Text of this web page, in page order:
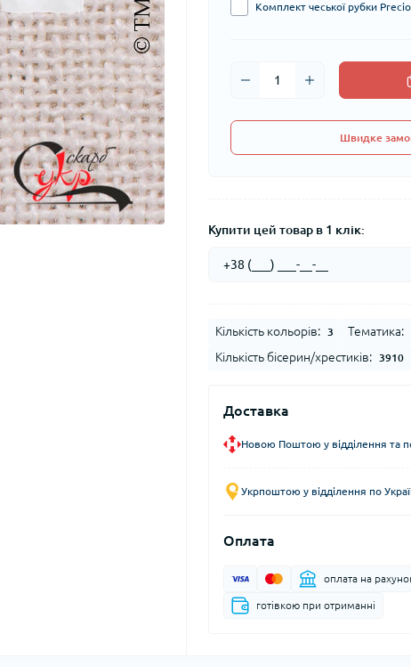
Комплект чеської рубки
Швидке
Купити цей товар в 1 клік:
Кількість кольорів: 3 Тематика:
Кількість бісерин/хрестиків: 3910
Доставка
Новою Поштою у відділення та
Укрпоштою у відділення по
Оплата
оплата на
готівкою при отриманні